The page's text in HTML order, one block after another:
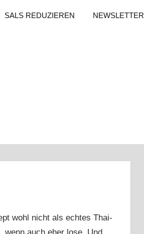
SALS REDUZIEREN NEWSLETTER
wohl nicht als echtes Thai-